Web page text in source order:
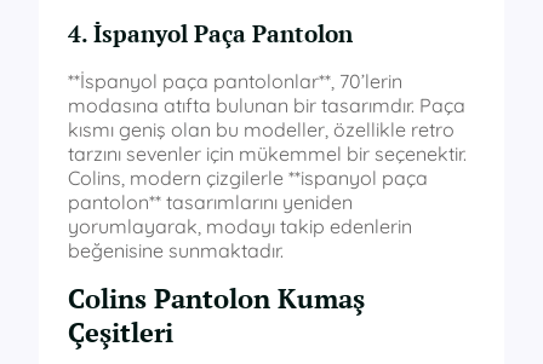
4. İspanyol Paça Pantolon
**İspanyol paça pantolonlar**, 70’lerin
modasına atıfta bulunan bir tasarımdır. Paça
kısmı geniş olan bu modeller, özellikle retro
tarzını sevenler için mükemmel bir seçenektir.
Colins, modern çizgilerle **ispanyol paça
pantolon** tasarımlarını yeniden
yorumlayarak, modayı takip edenlerin
beğenisine sunmaktadır.
Colins Pantolon Kumaş
Çeşitleri